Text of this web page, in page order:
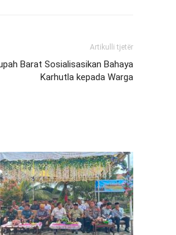
Artikulli tjetër
Barat Sosialisasikan Bahaya
Karhutla kepada Warga